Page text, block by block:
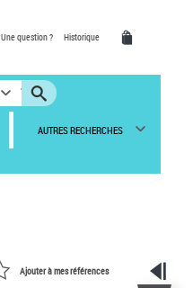
Une question ? Historique
AUTRES RECHERCHES
Ajouter à mes références